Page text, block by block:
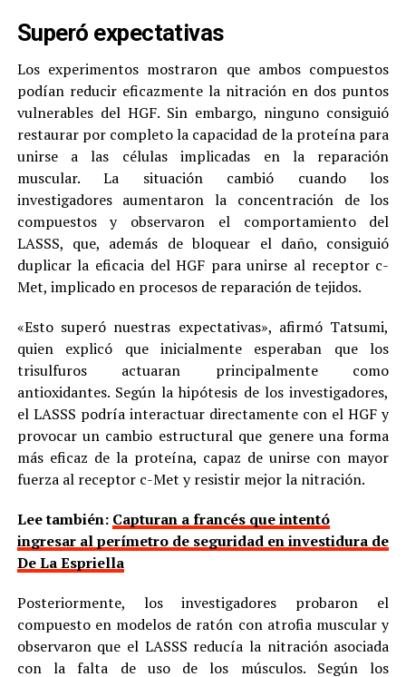
Superó expectativas
Los experimentos mostraron que ambos compuestos
podían reducir eficazmente la nitración en dos puntos
vulnerables del HGF. Sin embargo, ninguno consiguió
restaurar por completo la capacidad de la proteína para
unirse a las células implicadas en la reparación
muscular. La situación cambió cuando los
investigadores aumentaron la concentración de los
compuestos y observaron el comportamiento del
LASSS, que, además de bloquear el daño, consiguió
duplicar la eficacia del HGF para unirse al receptor c-
Met, implicado en procesos de reparación de tejidos.
«Esto superó nuestras expectativas», afirmó Tatsumi,
quien explicó que inicialmente esperaban que los
trisulfuros actuaran principalmente como
antioxidantes. Según la hipótesis de los investigadores,
el LASSS podría interactuar directamente con el HGF y
provocar un cambio estructural que genere una forma
más eficaz de la proteína, capaz de unirse con mayor
fuerza al receptor c-Met y resistir mejor la nitración.
Lee también: Capturan a francés que intentó
ingresar al perímetro de seguridad en investidura de
De La Espriella
Posteriormente, los investigadores probaron el
compuesto en modelos de ratón con atrofia muscular y
observaron que el LASSS reducía la nitración asociada
con la falta de uso de los músculos. Según los